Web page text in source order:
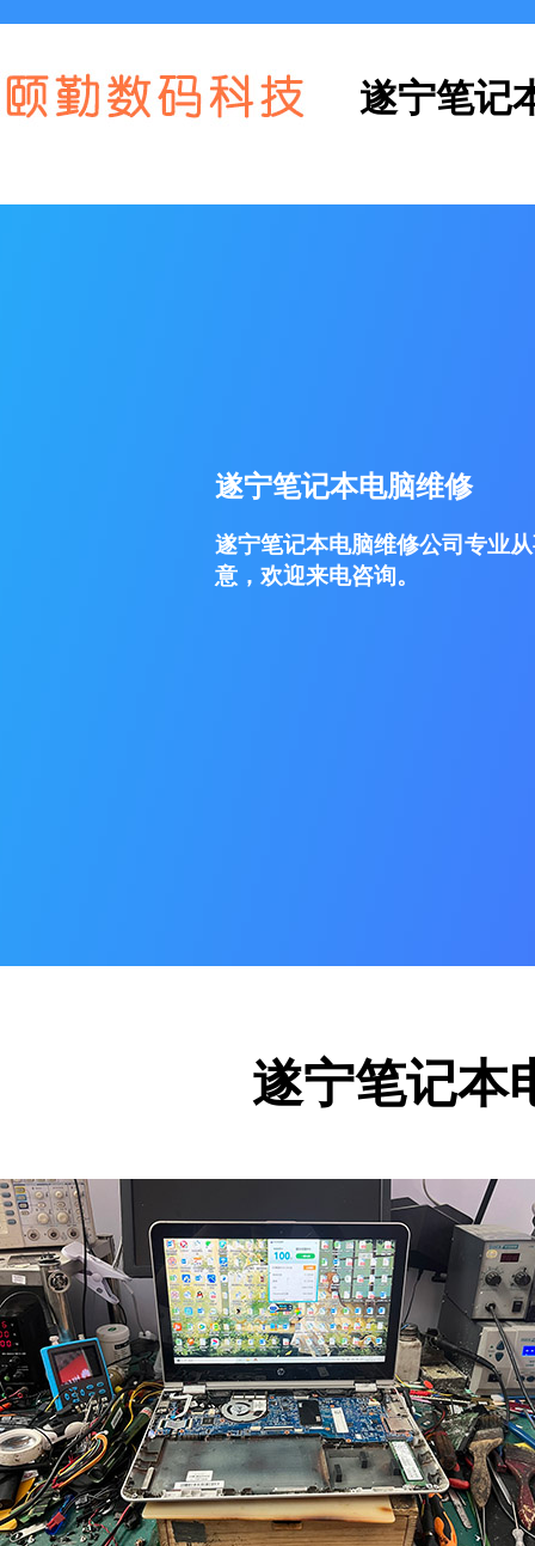
遂宁笔记
遂宁笔记本电脑维修
遂宁笔记本电脑维修公司专业
意，欢迎来电咨询。
遂宁笔记本